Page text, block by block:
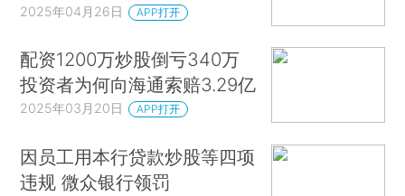
2025年04月26日 APP打开
配资1200万炒股倒亏340万
投资者为何向海通索赔3.29亿
2025年03月20日 APP打开
因员工用本行贷款炒股等四项
违规 微众银行领罚